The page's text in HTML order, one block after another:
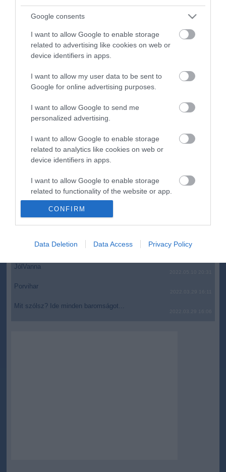
Google consents
I want to allow Google to enable storage
related to advertising like cookies on web or
device identifiers in apps.
I want to allow my user data to be sent to
Google for online advertising purposes.
I want to allow Google to send me
personalized advertising.
I want to allow Google to enable storage
related to analytics like cookies on web or
device identifiers in apps.
I want to allow Google to enable storage
related to functionality of the website or app.
I want to allow Google to enable storage
I want to allow Google to enable storage
functionality and fraud prevention, and other
CONFIRM
Data Deletion Data Access Privacy Policy
Magyar Péter: átfogó energiafejlesztési tervet fogadott el a
Kenyában bezzeg minden zöldebb
Második világháborús német katonai motorkerékpár
A Tisza-frakció kezdeményezte, hogy jövő kedden legyen
az államfőválasztás
Szomjazó gólyának adott inni egy férfi Tiszakécskénél -
megható pillanatot rögzített a kamera
delfinanya
top cikkek:
Nem is olyan egészséges a népszerű banán?
top fórum témák:
Tanár Úr gyere, mindjárt lesz Lillád!
AZ IGAZSÁG SOHA NEM KÉSŐ
JólVanna
Porvihar
Mit szólsz? Ide minden baromságot...